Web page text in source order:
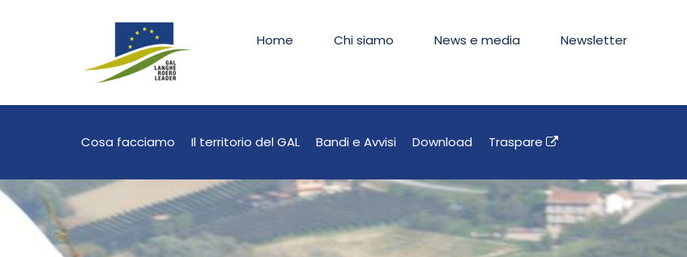
Home Chi siamo News e media Newsletter
Cosa facciamo Il territorio del GAL Bandi e Avvisi Download Traspare